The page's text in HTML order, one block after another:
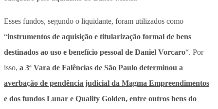
Esses fundos, segundo o liquidante, foram utilizados como
“instrumentos de aquisição e titularização formal de bens
destinados ao uso e benefício pessoal de Daniel Vorcaro“. Por
isso, a 3ª Vara de Falências de São Paulo determinou a
averbação de pendência judicial da Magma Empreendimentos
e dos fundos Lunar e Quality Golden, entre outros bens do